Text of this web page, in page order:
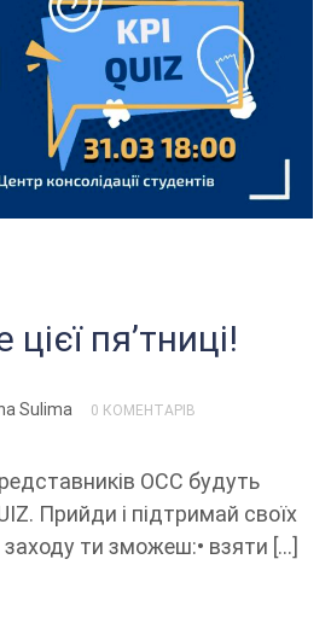
пя’тниці!
Sulima 0 КОМЕНТАРІВ
ОСС будуть
Прийди і підтримай своїх
ти зможеш:• взяти […]